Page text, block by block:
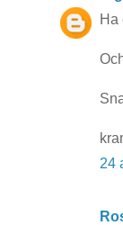
Ha
24